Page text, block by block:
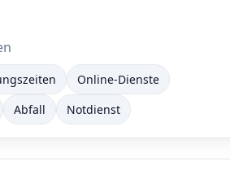
Online-Dienste
Abfall Notdienst